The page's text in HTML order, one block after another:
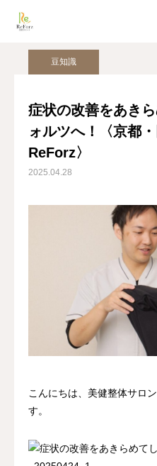
豆知識
症状の改善をあき
ォルツへ！〈京都
ReForz〉
2025.04.28
こんにちは、美健整体サロ
す。
アクセス
TOP